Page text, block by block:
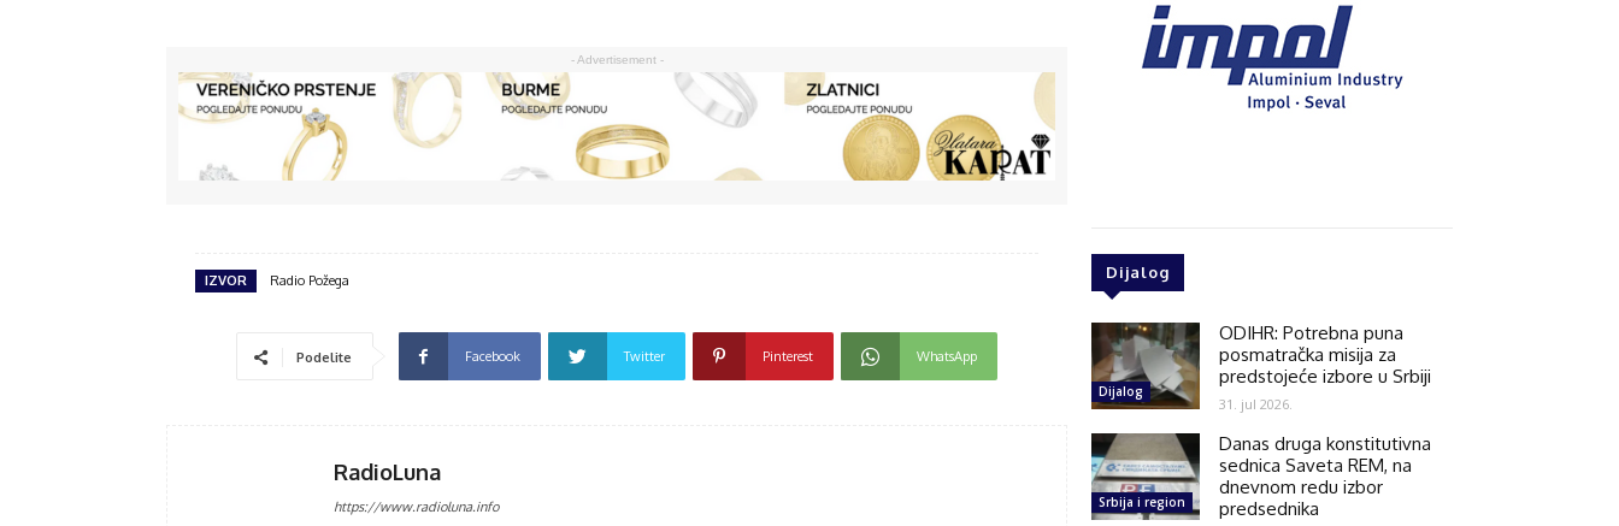
- Advertisement -
IZVOR Radio Požega
Podelite Facebook Twitter Pinterest WhatsApp
RadioLuna
https://www.radioluna.info
Dijalog
Dijalog
ODIHR: Potrebna puna
posmatračka misija za
predstojeće izbore u Srbiji
31. jul 2026.
Srbija i region
Danas druga konstitutivna
sednica Saveta REM, na
dnevnom redu izbor
predsednika